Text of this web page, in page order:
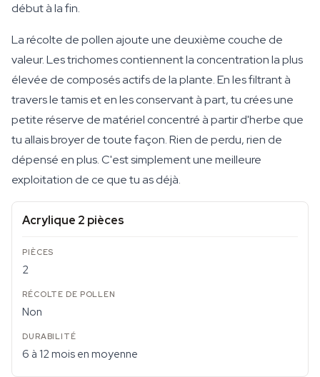
début à la fin.
La récolte de pollen ajoute une deuxième couche de
valeur. Les trichomes contiennent la concentration la plus
élevée de composés actifs de la plante. En les filtrant à
travers le tamis et en les conservant à part, tu crées une
petite réserve de matériel concentré à partir d'herbe que
tu allais broyer de toute façon. Rien de perdu, rien de
dépensé en plus. C'est simplement une meilleure
exploitation de ce que tu as déjà.
Acrylique 2 pièces
2
Non
6 à 12 mois en moyenne